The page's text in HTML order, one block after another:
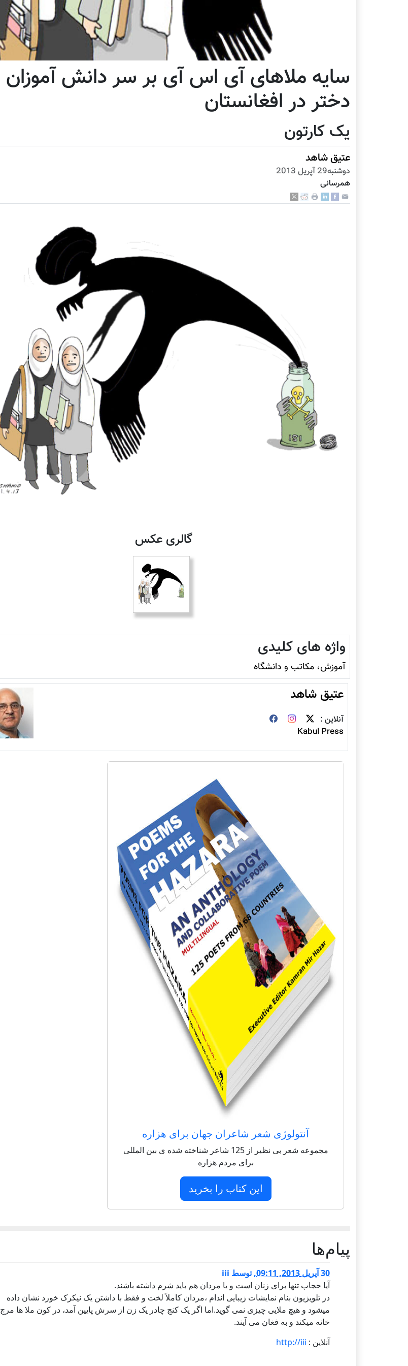
سایه ملاهای آی اس آی بر سر دانش آموزان
دختر در افغانستان
یک کارتون
عتیق شاهد
دوشنبه29 آپریل 2013
همرسانی
گالری عکس
واژه های کلیدی
آموزش، مکاتب و دانشگاه
عتیق شاهد
آنلاین :
Kabul Press
آنتولوژی شعر شاعران جهان برای هزاره
مجموعه شعر بی نظیر از 125 شاعر شناخته شده ی بین المللی
برای مردم هزاره
این کتاب را بخرید
پيام‌ها
30 آپریل 2013, 09:11 ,توسط iii
آیا حجاب تنها برای زنان است و یا مردان هم باید شرم داشته باشند.
در تلویزیون بنام نمایشات زیبایی اندام ،مردان کاملاً لخت و فقط با داشتن یک نیکرک خورد نشان داده
میشود و هیچ ملایی چیزی نمی گوید.اما اگر یک کنج چادر یک زن از سرش پایین آمد، در کون ملا ها مرچ
خانه میکند و به فغان می آیند.
آنلاین : http://iii